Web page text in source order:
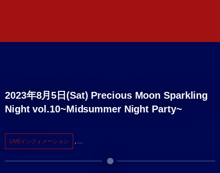
2023年8月5日(Sat) Precious Moon Sparkling
Night vol.10~Midsummer Night Party~
LIVEインフォメーション